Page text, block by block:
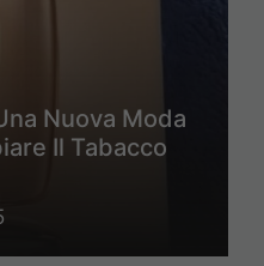
Nuova Moda
Il Tabacco